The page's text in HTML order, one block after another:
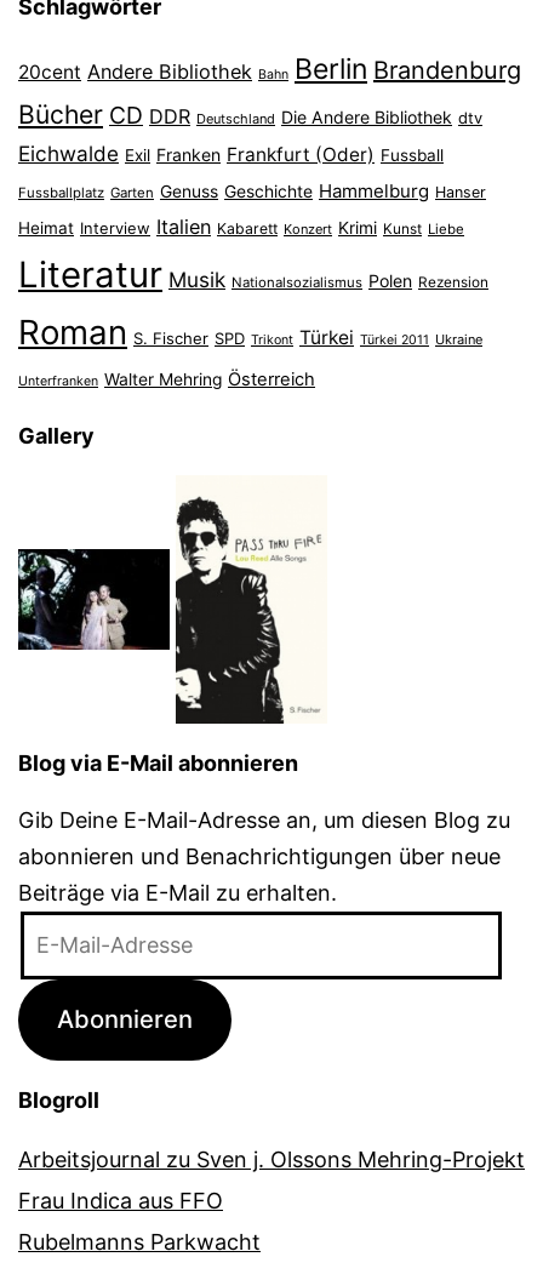
Schlagwörter
20cent Andere Bibliothek Bahn Berlin Brandenburg
Bücher CD DDR Deutschland Die Andere Bibliothek dtv
Eichwalde Exil Franken Frankfurt (Oder) Fussball
Fussballplatz Garten Genuss Geschichte Hammelburg Hanser
Heimat Interview Italien Kabarett Konzert Krimi Kunst Liebe
Literatur Musik Nationalsozialismus Polen Rezension
Roman S. Fischer SPD Trikont Türkei Türkei 2011 Ukraine
Unterfranken Walter Mehring Österreich
Gallery
Blog via E-Mail abonnieren
Gib Deine E-Mail-Adresse an, um diesen Blog zu
abonnieren und Benachrichtigungen über neue
Beiträge via E-Mail zu erhalten.
Adresse
Abonnieren
Blogroll
Arbeitsjournal zu Sven j. Olssons Mehring-Projekt
Frau Indica aus FFO
Rubelmanns Parkwacht